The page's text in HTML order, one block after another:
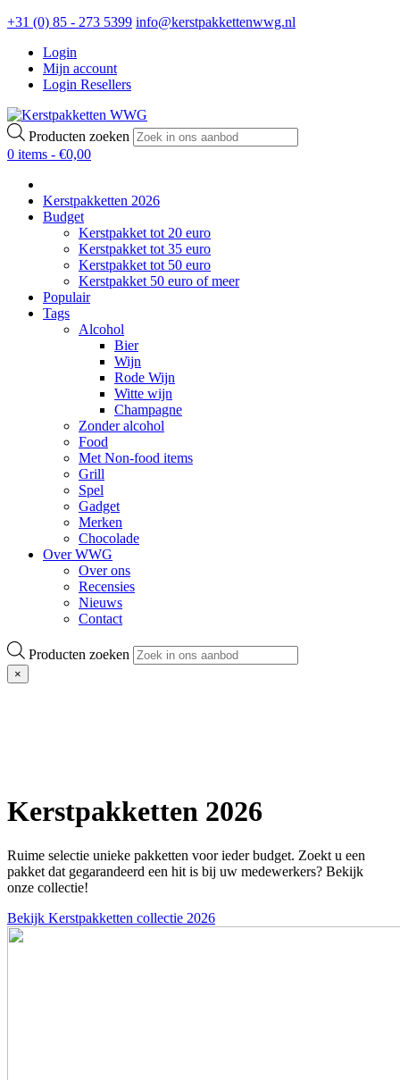
+31 (0) 85 - 273 5399 info@kerstpakkettenwwg.nl
Login
Mijn account
Login Resellers
Producten zoeken
0 items - €0,00
Kerstpakketten 2026
Budget
Kerstpakket tot 20 euro
Kerstpakket tot 35 euro
Kerstpakket tot 50 euro
Kerstpakket 50 euro of meer
Populair
Tags
Alcohol
Bier
Wijn
Rode Wijn
Witte wijn
Champagne
Zonder alcohol
Food
Met Non-food items
Grill
Spel
Gadget
Merken
Chocolade
Over WWG
Over ons
Recensies
Nieuws
Contact
Producten zoeken
×
Kerstpakketten 2026
Ruime selectie unieke pakketten voor ieder budget. Zoekt u een
pakket dat gegarandeerd een hit is bij uw medewerkers? Bekijk
onze collectie!
Bekijk Kerstpakketten collectie 2026